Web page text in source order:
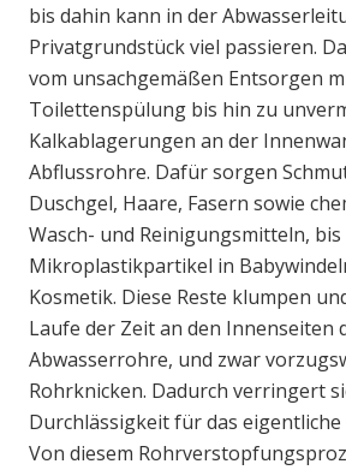
bis dahin kann in der
Privatgrundstück viel passieren.
vom unsachgemäßen Entsorgen
Toilettenspülung bis hin zu
Kalkablagerungen an der
Abflussrohre. Dafür sorgen
Duschgel, Haare, Fasern sowie
Wasch- und Reinigungsmitteln,
Mikroplastikpartikel in
Kosmetik. Diese Reste klumpen
Laufe der Zeit an den Innenseiten
Abwasserrohre, und zwar
Rohrknicken. Dadurch verringert
Durchlässigkeit für das eigentliche
Von diesem